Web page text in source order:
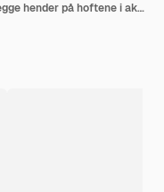
Vakker eldre kvinne sett bakfra, begge hender på hoftene i akimbo-posisjon, føler seg sannsynligvis stolt